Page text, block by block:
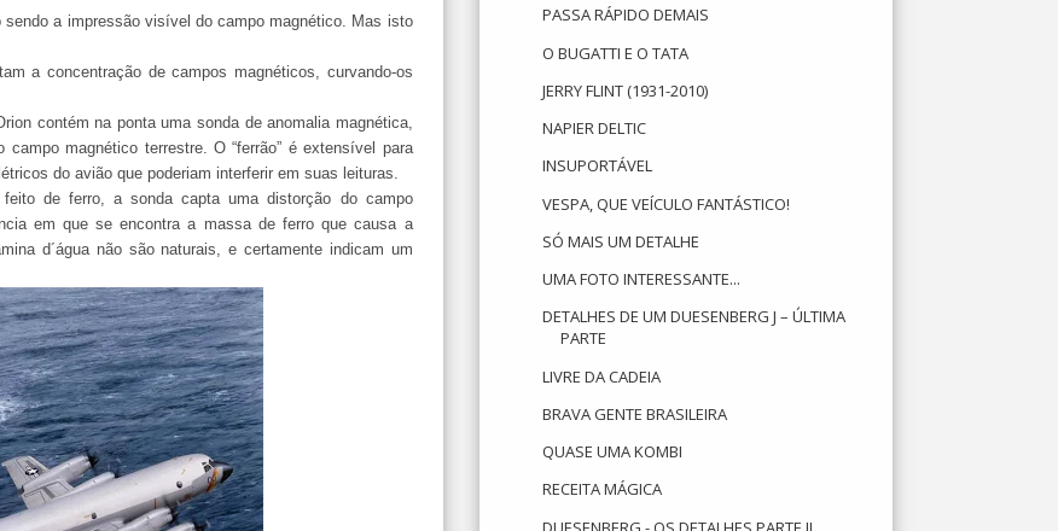
a impressão visível do campo magnético. Mas isto
a concentração de campos magnéticos, curvando-os
contém na ponta uma sonda de anomalia magnética,
magnético terrestre. O “ferrão” é extensível para
do avião que poderiam interferir em suas leituras.
de ferro, a sonda capta uma distorção do campo
em que se encontra a massa de ferro que causa a
d´água não são naturais, e certamente indicam um
PASSA RÁPIDO DEMAIS
O BUGATTI E O TATA
JERRY FLINT (1931-2010)
NAPIER DELTIC
INSUPORTÁVEL
VESPA, QUE VEÍCULO FANTÁSTICO!
SÓ MAIS UM DETALHE
UMA FOTO INTERESSANTE...
DETALHES DE UM DUESENBERG J – ÚLTIMA
PARTE
LIVRE DA CADEIA
BRAVA GENTE BRASILEIRA
QUASE UMA KOMBI
RECEITA MÁGICA